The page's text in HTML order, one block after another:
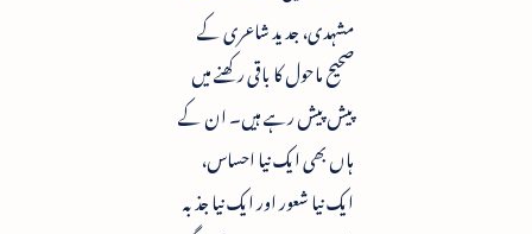
مشہدی، جدید شاعری کے
صحیح ماحول کا باقی رکھنے میں
پیش پیش رہے ہیں۔ ان کے
ہاں بھی ایک نیا احساس،
ایک نیا شعور اور ایک نیا جذبہ